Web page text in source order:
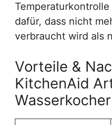
dafür, dass nicht
verbraucht wird als
Vorteile &
KitchenAid
Wasserkocher